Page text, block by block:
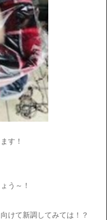
す！
う～！
けて新調してみては！？